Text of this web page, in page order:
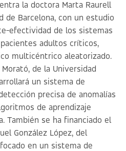
la doctora Marta Raurell
de Barcelona, con un estudio
efectividad de los sistemas
adultos críticos,
multicéntrico aleatorizado.
de la Universidad
un sistema de
precisa de anomalías
de aprendizaje
También se ha financiado el
González López, del
en un sistema de